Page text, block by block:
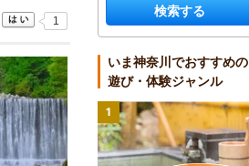
1
検索する
いま神奈川でおすすめの
遊び・体験ジャンル
1